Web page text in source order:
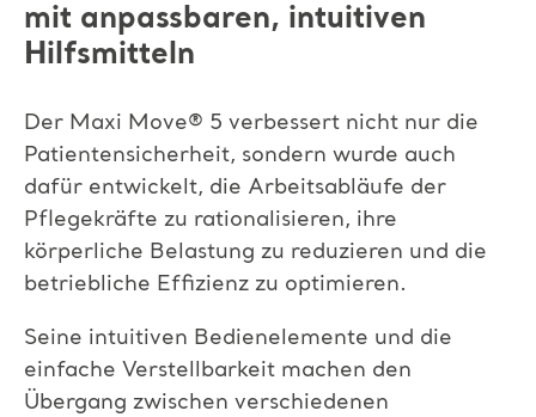
mit anpassbaren, intuitiven
Hilfsmitteln
Der Maxi Move® 5 verbessert nicht nur die
Patientensicherheit, sondern wurde auch
dafür entwickelt, die Arbeitsabläufe der
Pflegekräfte zu rationalisieren, ihre
körperliche Belastung zu reduzieren und die
betriebliche Effizienz zu optimieren.
Seine intuitiven Bedienelemente und die
einfache Verstellbarkeit machen den
Übergang zwischen verschiedenen